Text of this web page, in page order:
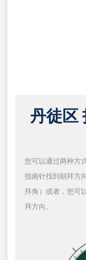
丹徒区
您可以通过两种方
指南针找到朝拜方
拜角）或者，您可
拜方向。